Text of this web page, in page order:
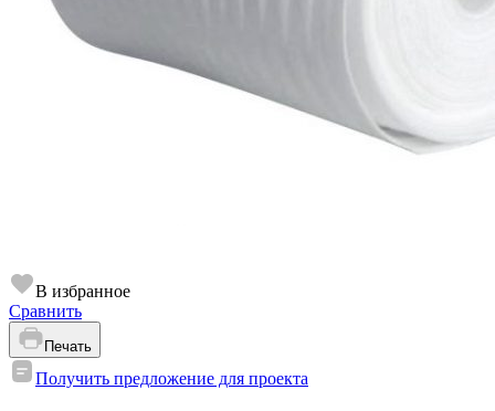
В избранное
Сравнить
Печать
Получить предложение для проекта